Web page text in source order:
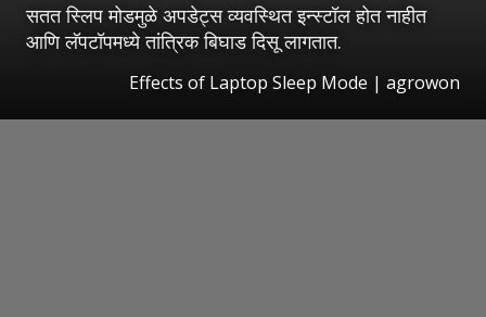
सतत स्लिप मोडमुळे अपडेट्स व्यवस्थित इन्स्टॉल होत नाहीत
आणि लॅपटॉपमध्ये तांत्रिक बिघाड दिसू लागतात.
Effects of Laptop Sleep Mode | agrowon